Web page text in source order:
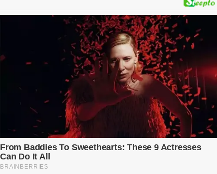
phải trả giá … Hà Nội, mùa thu năm 2018, cái lạnh len lỏi qua từng
khe cửa gỗ cũ kỹ. Trong một căn biệt thự sang trọng ở phố Tây Hồ,
Ngọc Anh ngồi lặng lẽ trên ghế sofa, tay đặt lên bụng – nơi hai sinh
linh bé bỏng đang lớn dần từng ngày. Cô chưa bao giờ nghĩ mình sẽ
phải sống trong sợ hãi khi mang thai, đặc biệt là sợ… chính chồng
mình. Trí – người chồng mà cô từng yêu đến mù quáng, đã không
còn là người đàn ông của ngày đầu. Thành đạt, quyền lực, nhưng
cũng dối trá và lạnh lùng. Gần đây, anh hay về muộn, thậm chí có
đêm không về. Và rồi, trong một bữa cơm tối vắng lặng, Trí ném
xuống bàn ly n...